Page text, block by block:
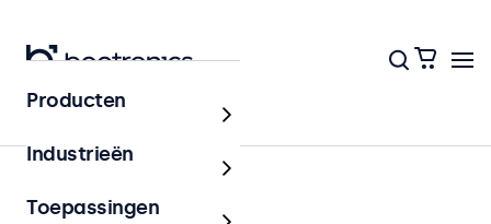
Monitoren
8 inch monitoren
Producten
Industrieën
Toepassingen